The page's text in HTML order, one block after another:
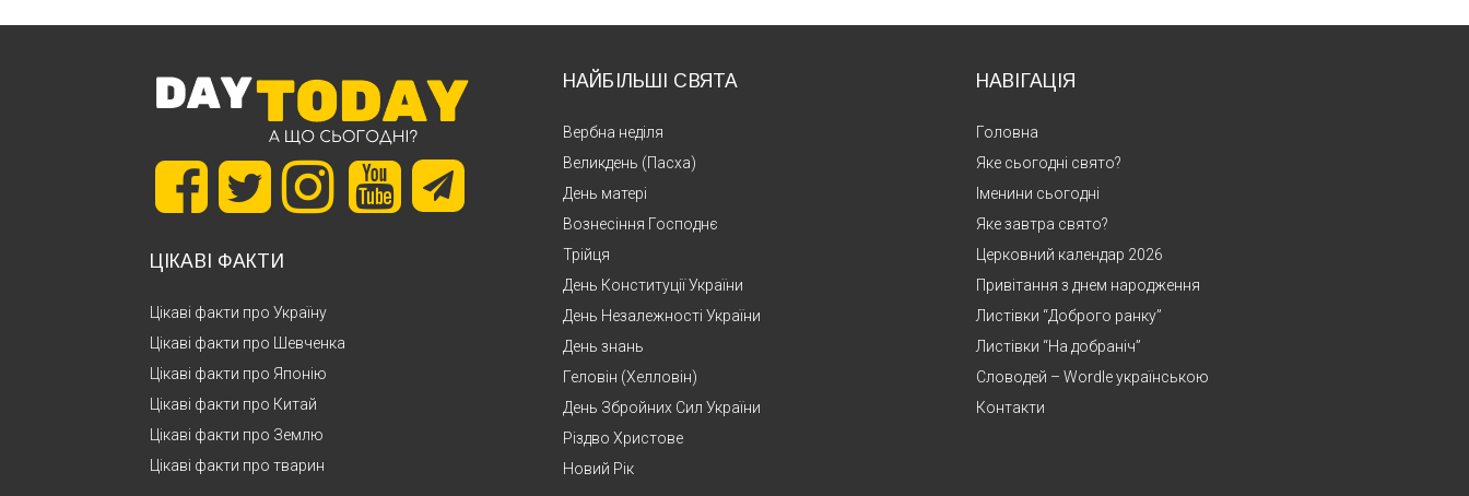
ЦІКАВІ ФАКТИ
Цікаві факти про Україну
Цікаві факти про Шевченка
Цікаві факти про Японію
Цікаві факти про Китай
Цікаві факти про Землю
Цікаві факти про тварин
НАЙБІЛЬШІ СВЯТА
Вербна неділя
Великдень (Пасха)
День матері
Вознесіння Господнє
Трійця
День Конституції України
День Незалежності України
День знань
Геловін (Хелловін)
День Збройних Сил України
Різдво Христове
Новий Рік
НАВІГАЦІЯ
Головна
Яке сьогодні свято?
Іменини сьогодні
Яке завтра свято?
Церковний календар 2026
Привітання з днем народження
Листівки “Доброго ранку”
Листівки “На добраніч”
Словодей – Wordle українською
Контакти